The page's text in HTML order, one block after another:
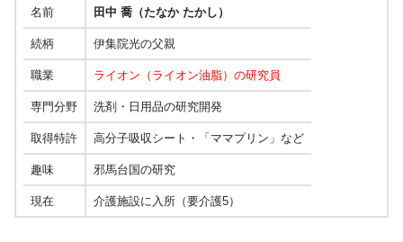
名前 田中 喬（たなか たかし）
続柄 伊集院光の父親
職業 ライオン（ライオン油脂）の研究員
専門分野 洗剤・日用品の研究開発
取得特許 高分子吸収シート・「ママプリン」など
趣味 邪馬台国の研究
現在 介護施設に入所（要介護5）